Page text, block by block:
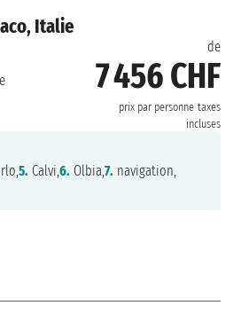
Italie
de
7 456 CHF
prix par personne taxes
incluses
5. Calvi,6. Olbia,7. navigation,